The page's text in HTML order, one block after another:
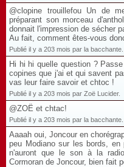
@clopine trouillefou Un de
préparant son morceau
donnait l'impression de sécher
Au fait, comment êtes-vous
Publié il y a 203 mois par la bacchante.
Hi hi hi quelle question ?
copines que j'ai et qui savent
vas leur faire savoir et chtoc !
Publié il y a 203 mois par Zoë Lucider.
@ZOË et chtac!
Publié il y a 203 mois par la bacchante.
Aaaah oui, Joncour en
peu Modiano sur les bords,
n'auront que le son à la
Cormoran de Joncour, bien fait